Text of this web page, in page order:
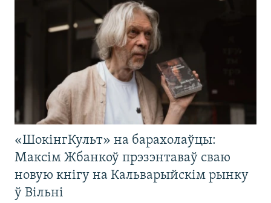
«ШокінгКульт» на барахолаўцы:
Максім Жбанкоў прэзэнтаваў сваю
новую кнігу на Кальварыйскім рынку
ў Вільні